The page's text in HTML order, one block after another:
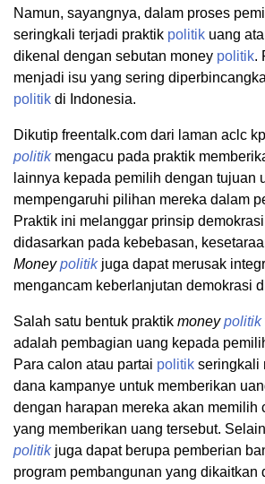
Namun, sayangnya, dalam proses
seringkali terjadi praktik politik uang
dikenal dengan sebutan money politik.
menjadi isu yang sering
politik di Indonesia.
Dikutip freentalk.com dari laman aclc
politik mengacu pada praktik
lainnya kepada pemilih dengan tujuan
mempengaruhi pilihan mereka dalam
Praktik ini melanggar prinsip
didasarkan pada kebebasan,
Moneypolitikjuga dapat merusak
mengancam keberlanjutan demokrasi
Salah satu bentuk praktik moneypolitik
adalah pembagian uang kepada
Para calon atau partai politik seringkali
dana kampanye untuk memberikan
dengan harapan mereka akan memilih
yang memberikan uang tersebut.
politikjuga dapat berupa pemberian
program pembangunan yang dikaitkan